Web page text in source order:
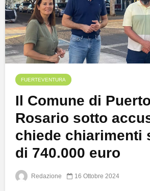
FUERTEVENTURA
Il Comune di
Rosario sotto
chiede chiarimenti
di 740.000 euro
Redazione 16 Ottobre 2024